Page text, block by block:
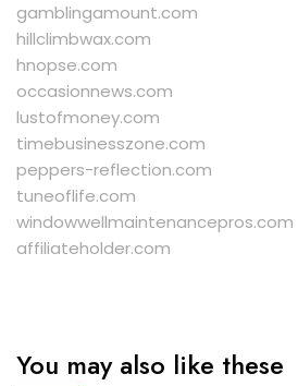
gamblingamount.com
hillclimbwax.com
hnopse.com
occasionnews.com
lustofmoney.com
timebusinesszone.com
peppers-reflection.com
tuneoflife.com
windowwellmaintenancepros.com
affiliateholder.com
You may also like these